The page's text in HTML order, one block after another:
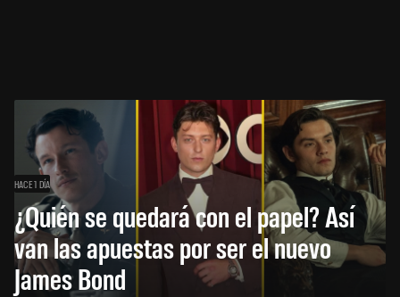
HACE 1 DÍA
¿Quién se quedará con el papel? Así
van las apuestas por ser el nuevo
James Bond